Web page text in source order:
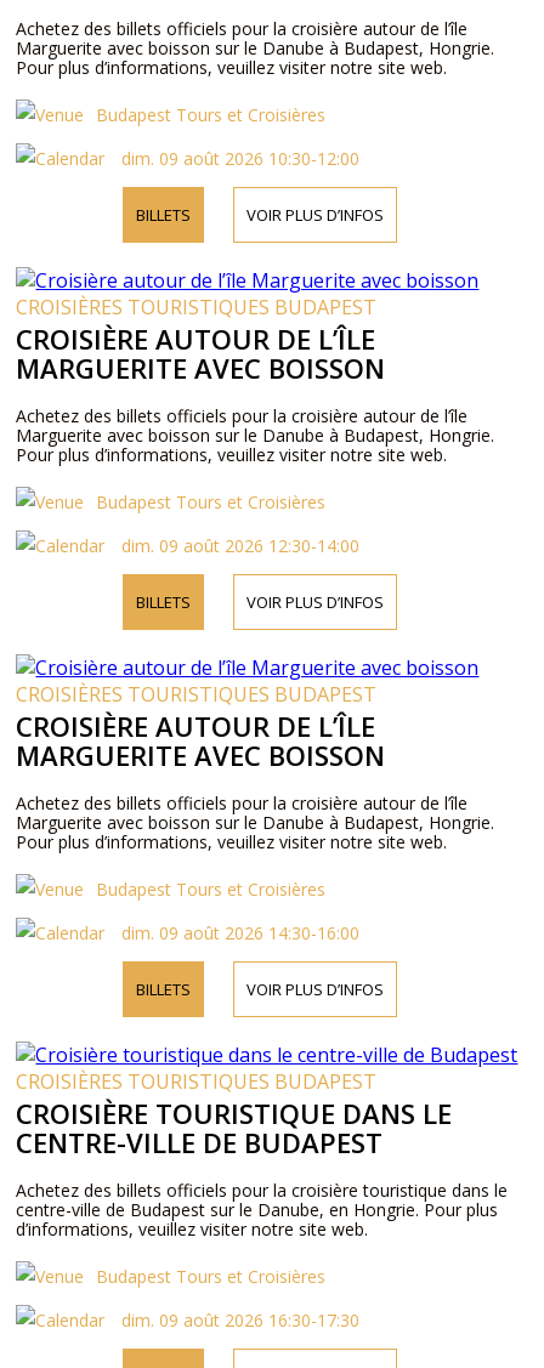
Achetez des billets officiels pour la croisière autour de l’île
Marguerite avec boisson sur le Danube à Budapest, Hongrie.
Pour plus d’informations, veuillez visiter notre site web.
Budapest Tours et Croisières
dim. 09 août 2026 10:30-12:00
BILLETS VOIR PLUS D’INFOS
CROISIÈRES TOURISTIQUES BUDAPEST
CROISIÈRE AUTOUR DE L’ÎLE
MARGUERITE AVEC BOISSON
Achetez des billets officiels pour la croisière autour de l’île
Marguerite avec boisson sur le Danube à Budapest, Hongrie.
Pour plus d’informations, veuillez visiter notre site web.
Budapest Tours et Croisières
dim. 09 août 2026 12:30-14:00
BILLETS VOIR PLUS D’INFOS
CROISIÈRES TOURISTIQUES BUDAPEST
CROISIÈRE AUTOUR DE L’ÎLE
MARGUERITE AVEC BOISSON
Achetez des billets officiels pour la croisière autour de l’île
Marguerite avec boisson sur le Danube à Budapest, Hongrie.
Pour plus d’informations, veuillez visiter notre site web.
Budapest Tours et Croisières
dim. 09 août 2026 14:30-16:00
BILLETS VOIR PLUS D’INFOS
CROISIÈRES TOURISTIQUES BUDAPEST
CROISIÈRE TOURISTIQUE DANS LE
CENTRE-VILLE DE BUDAPEST
Achetez des billets officiels pour la croisière touristique dans le
centre-ville de Budapest sur le Danube, en Hongrie. Pour plus
d’informations, veuillez visiter notre site web.
Budapest Tours et Croisières
dim. 09 août 2026 16:30-17:30